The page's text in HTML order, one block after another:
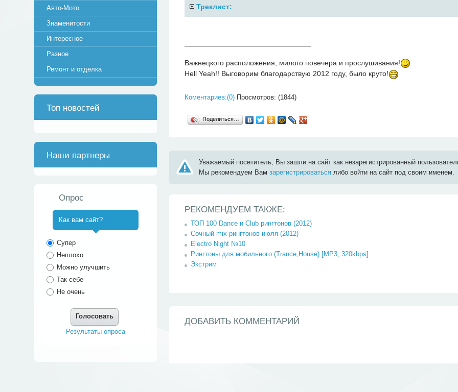
Треклист:
Важнецкого расположения, милого повечера и прослушивания!
Hell Yeah!! Выговорим благодарствую 2012 году, было круто!
Коментариев:(0) Просмотров: (1844)
Поделиться…
Уважаемый посетитель, Вы зашли на сайт как незарегистрированный
Мы рекомендуем Вамзарегистрироваться либо войти на сайт под своим именем.
РЕКОМЕНДУЕМ ТАКЖЕ:
ТОП 100 Dance и Club рингтонов (2012)
Сочный mix рингтонов июля (2012)
Electro Night №10
Рингтоны для мобильного (Trance,House) [MP3, 320kbps]
Экстрим
ДОБАВИТЬ КОММЕНТАРИЙ
Авто-Мото
Знаменитости
Интересное
Разное
Ремонт и отделка
Топ новостей
Наши партнеры
Опрос
Как вам сайт?
Супер
Неплохо
Можно улучшить
Так себе
Не очень
Голосовать
Результаты опроса